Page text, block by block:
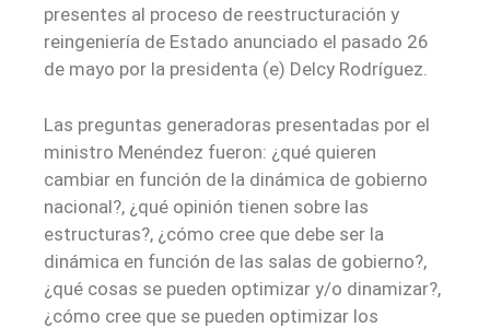
presentes al proceso de reestructuración y
reingeniería de Estado anunciado el pasado 26
de mayo por la presidenta (e) Delcy Rodríguez.
Las preguntas generadoras presentadas por el
ministro Menéndez fueron: ¿qué quieren
cambiar en función de la dinámica de gobierno
nacional?, ¿qué opinión tienen sobre las
estructuras?, ¿cómo cree que debe ser la
dinámica en función de las salas de gobierno?,
¿qué cosas se pueden optimizar y/o dinamizar?,
¿cómo cree que se pueden optimizar los